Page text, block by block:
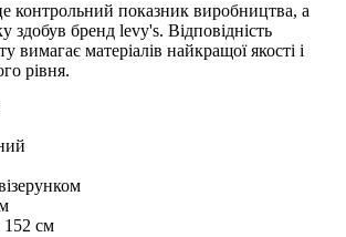
контрольний показник виробництва, а
здобув бренд levy's. Відповідність
вимагає матеріалів найкращої якості і
рівня.
см